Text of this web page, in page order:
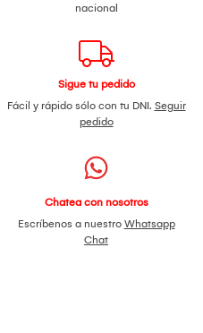
nacional
Sigue tu pedido
Fácil y rápido sólo con tu DNI. Seguir
pedido
Chatea con nosotros
Escríbenos a nuestro Whatsapp
Chat